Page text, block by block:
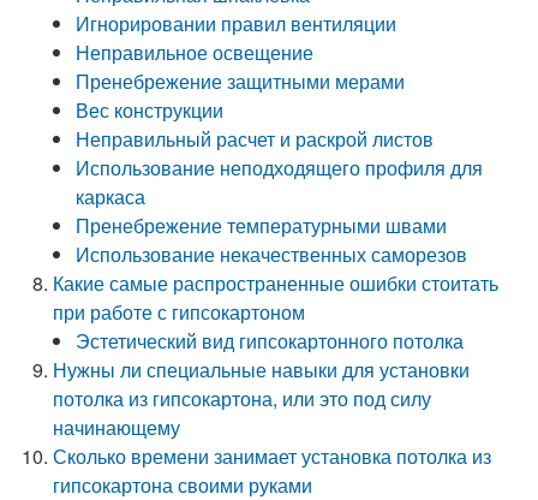
Игнорировании правил вентиляции
Неправильное освещение
Пренебрежение защитными мерами
Вес конструкции
Неправильный расчет и раскрой листов
Использование неподходящего профиля для
каркаса
Пренебрежение температурными швами
Использование некачественных саморезов
Какие самые распространенные ошибки стоитать
при работе с гипсокартоном
Эстетический вид гипсокартонного потолка
Нужны ли специальные навыки для установки
потолка из гипсокартона, или это под силу
начинающему
Сколько времени занимает установка потолка из
гипсокартона своими руками